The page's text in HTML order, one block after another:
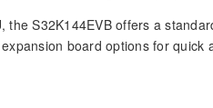
the S32K144EVB offers a
board options for quick